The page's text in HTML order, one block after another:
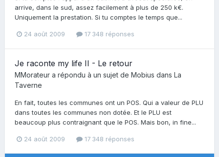
arrive, dans le sud, assez facilement à plus de 250 k€.
Uniquement la prestation. Si tu comptes le temps que...
24 août 2009 17 348 réponses
Je raconte my life II - Le retour
MMorateur a répondu à un sujet de Mobius dans La
Taverne
En fait, toutes les communes ont un POS. Qui a valeur de PLU
dans toutes les communes non dotée. Et le PLU est
beaucoup plus contraignant que le POS. Mais bon, in fine...
24 août 2009 17 348 réponses